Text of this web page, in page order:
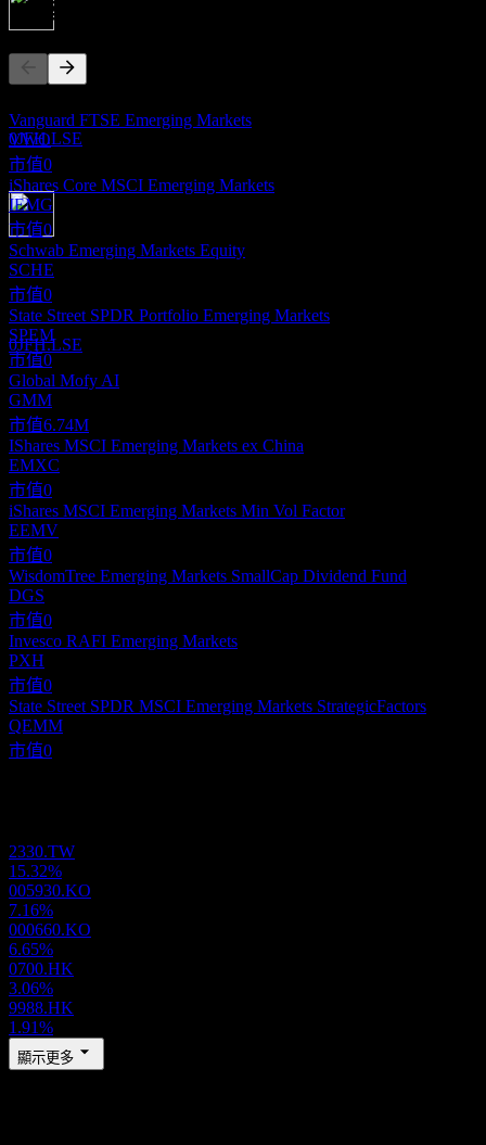
15
JUN 28
預估
0JFH.LSE
股息支付
16
JUN 28
iShares MSCI Emerging Markets
預估
0JFH.LSE
競爭對手
Vanguard FTSE Emerging Markets
VWO
市值0
iShares Core MSCI Emerging Markets
IEMG
市值0
Schwab Emerging Markets Equity
SCHE
市值0
State Street SPDR Portfolio Emerging Markets
SPEM
市值0
Global Mofy AI
GMM
市值6.74M
IShares MSCI Emerging Markets ex China
EMXC
市值0
iShares MSCI Emerging Markets Min Vol Factor
EEMV
市值0
WisdomTree Emerging Markets SmallCap Dividend Fund
DGS
市值0
Invesco RAFI Emerging Markets
PXH
市值0
State Street SPDR MSCI Emerging Markets StrategicFactors
QEMM
市值0
2330.TW
15.32%
005930.KO
7.16%
000660.KO
6.65%
0700.HK
3.06%
9988.HK
1.91%
顯示更多